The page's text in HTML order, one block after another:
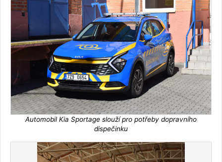
Automobil Kia Sportage slouží pro potřeby dopravního
dispečinku